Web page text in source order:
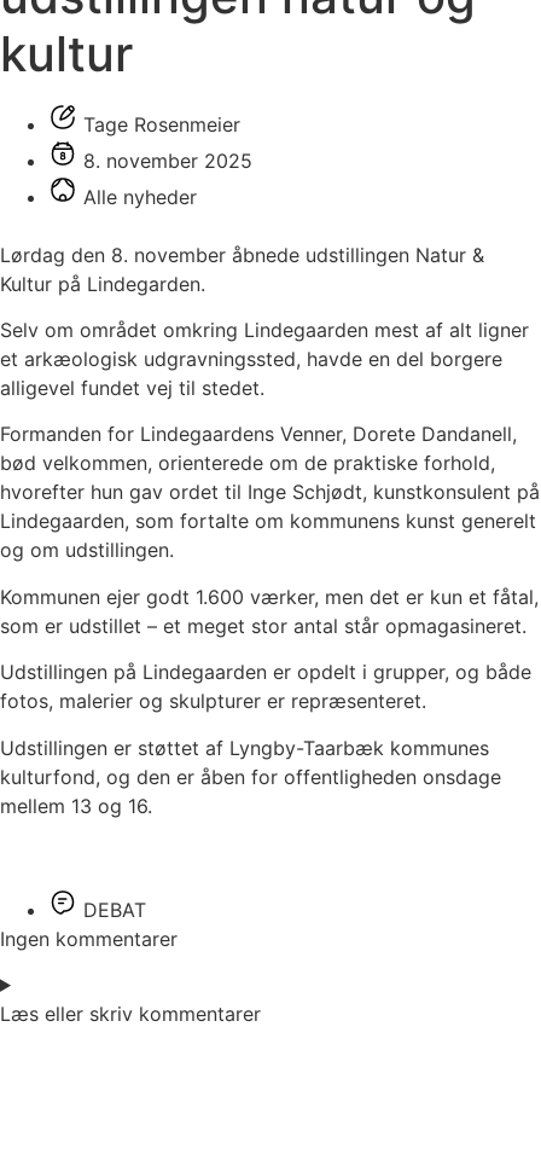
kultur
Tage Rosenmeier
8. november 2025
Alle nyheder
Lørdag den 8. november åbnede udstillingen Natur &
Kultur på Lindegarden.
Selv om området omkring Lindegaarden mest af alt ligner
et arkæologisk udgravningssted, havde en del borgere
alligevel fundet vej til stedet.
Formanden for Lindegaardens Venner, Dorete Dandanell,
bød velkommen, orienterede om de praktiske forhold,
hvorefter hun gav ordet til Inge Schjødt, kunstkonsulent på
Lindegaarden, som fortalte om kommunens kunst generelt
og om udstillingen.
Kommunen ejer godt 1.600 værker, men det er kun et fåtal,
som er udstillet – et meget stor antal står opmagasineret.
Udstillingen på Lindegaarden er opdelt i grupper, og både
fotos, malerier og skulpturer er repræsenteret.
Udstillingen er støttet af Lyngby-Taarbæk kommunes
kulturfond, og den er åben for offentligheden onsdage
mellem 13 og 16.
DEBAT
Ingen kommentarer
Læs eller skriv kommentarer